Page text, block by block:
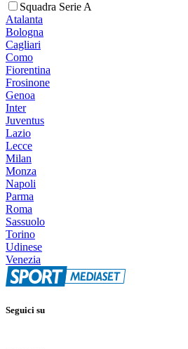
Squadra Serie A
Atalanta
Bologna
Cagliari
Como
Fiorentina
Frosinone
Genoa
Inter
Juventus
Lazio
Lecce
Milan
Monza
Napoli
Parma
Roma
Sassuolo
Torino
Udinese
Venezia
Seguici su